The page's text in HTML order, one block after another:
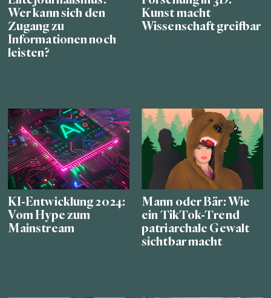
Wer kann sich den
Zugang zu
Informationen noch
leisten?
Kunst macht
Wissenschaft greifbar
KI-Entwicklung 2024:
Vom Hype zum
Mainstream
Mann oder Bär: Wie
ein TikTok-Trend
patriarchale Gewalt
sichtbar macht